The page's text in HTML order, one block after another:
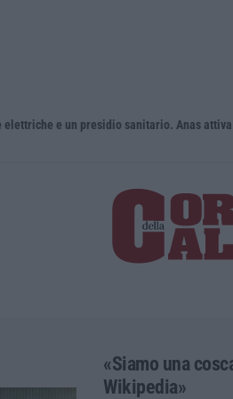
«Siamo una
Wikipedia»